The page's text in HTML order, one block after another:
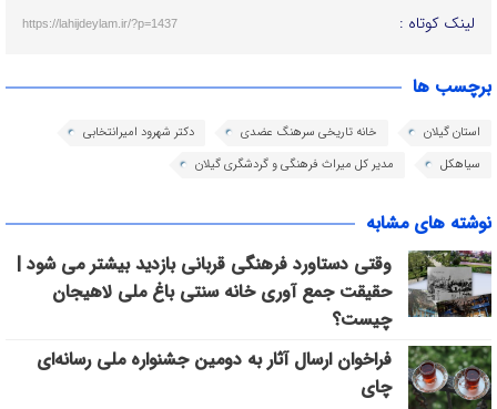
لینک کوتاه : https://lahijdeylam.ir/?p=1437
برچسب ها
استان گیلان خانه تاریخی سرهنگ عضدی
دکتر شهرود امیرانتخابی
سیاهکل
مدیر کل میراث فرهنگی و گردشگری گیلان
نوشته های مشابه
وقتی دستاورد فرهنگی قربانی بازدید بیشتر می شود |
حقیقت جمع آوری خانه سنتی باغ ملی لاهیجان
چیست؟
فراخوان ارسال آثار به دومین جشنواره ملی رسانه‌ای
چای